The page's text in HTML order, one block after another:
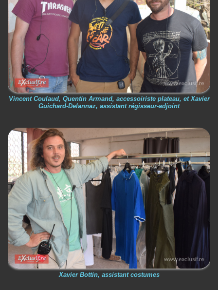
Vincent Coulaud, Quentin Armand, accessoiriste plateau, et Xavier
Guichard-Delannaz, assistant régisseur-adjoint
Xavier Bottin, assistant costumes